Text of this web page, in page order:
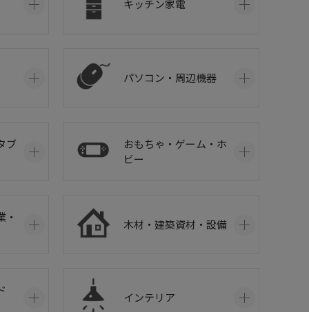
キッチン家電
パソコン・周辺機器
ブ
おもちゃ・ゲーム・ホ
ビー
・
木材・建築資材・設備
インテリア